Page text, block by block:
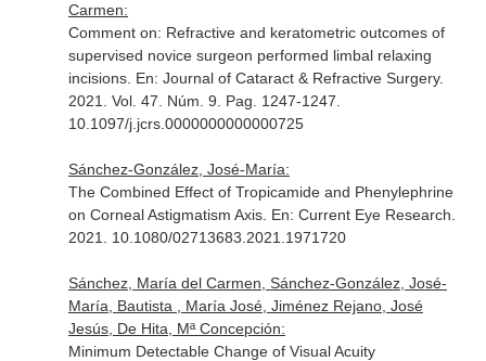
Carmen:
Comment on: Refractive and keratometric outcomes of
supervised novice surgeon performed limbal relaxing
incisions. En: Journal of Cataract & Refractive Surgery.
2021. Vol. 47. Núm. 9. Pag. 1247-1247.
10.1097/j.jcrs.0000000000000725
Sánchez-González, José-María:
The Combined Effect of Tropicamide and Phenylephrine
on Corneal Astigmatism Axis. En: Current Eye Research
2021. 10.1080/02713683.2021.1971720
Sánchez, María del Carmen, Sánchez-González, José-
María, Bautista , María José, Jiménez Rejano, José
Jesús, De Hita, Mª Concepción:
Minimum Detectable Change of Visual Acuity